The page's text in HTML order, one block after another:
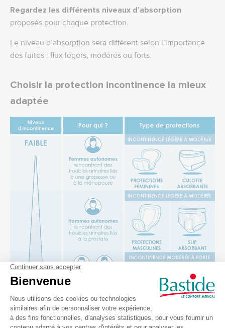
Regardez les différents niveaux d’absorption
proposés pour chaque protection.
Le niveau d’absorption sera différent selon l’importance
des fuites : flux légers, modérés ou forts.
Choisir la protection incontinence la mieux
adaptée